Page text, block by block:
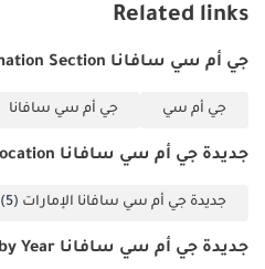
Related links
جي أم سي سافانا Information Section
جي أم سي جي أم سي سافانا
جديدة جي أم سي سافانا by Location
جديدة جي أم سي سافانا الإمارات (5)
جديدة جي أم سي سافانا by Year